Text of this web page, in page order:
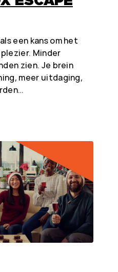
een kans om het
Minder
zien. Je brein
meer uitdaging,